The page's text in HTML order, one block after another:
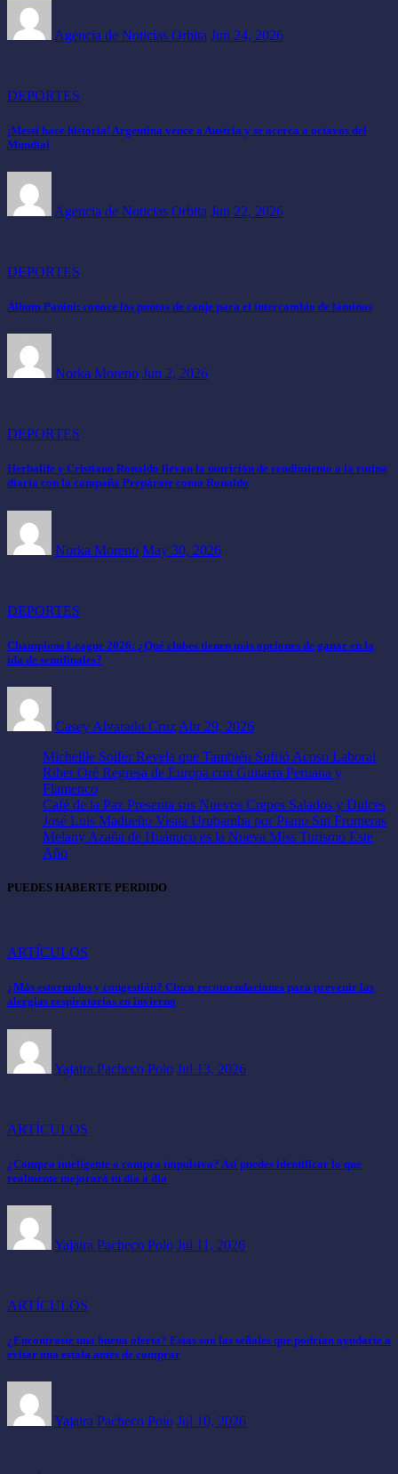
Agencia de Noticias Orbita Jun 24, 2026
DEPORTES
¡Messi hace historia! Argentina vence a Austria y se acerca a octavos del
Mundial
Agencia de Noticias Orbita Jun 22, 2026
DEPORTES
Álbum Panini: conoce los puntos de canje para el intercambio de láminas
Norka Moreno Jun 2, 2026
DEPORTES
Herbalife y Cristiano Ronaldo llevan la nutrición de rendimiento a la rutina
diaria con la campaña Prepárate como Ronaldo
Norka Moreno May 30, 2026
DEPORTES
Champions League 2026: ¿Qué clubes tienen más opciones de ganar en la
ida de semifinales?
Casey Alvarado Cruz Abr 29, 2026
Micheille Soifer Revela que También Sufrió Acoso Laboral
Riber Oré Regresa de Europa con Guitarra Peruana y
Flamenco
Café de la Paz Presenta sus Nuevos Crepes Salados y Dulces
José Luis Madueño Visita Urubamba por Piano Sin Fronteras
Melany Azaña de Huánuco es la Nueva Miss Turismo Este
Año
PUEDES HABERTE PERDIDO
ARTÍCULOS
¿Más estornudos y congestión? Cinco recomendaciones para prevenir las
alergias respiratorias en invierno
Yajaira Pacheco Polo Jul 13, 2026
ARTÍCULOS
¿Compra inteligente o compra impulsiva? Así puedes identificar lo que
realmente mejorará tu día a día
Yajaira Pacheco Polo Jul 11, 2026
ARTÍCULOS
¿Encontraste una buena oferta? Estas son las señales que podrían ayudarte a
evitar una estafa antes de comprar
Yajaira Pacheco Polo Jul 10, 2026